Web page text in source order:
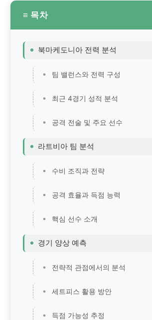
≡ 목차
북마케도니아 전력 분석
팀 밸런스와 전력 구성
최근 4경기 성적 분석
공격 전술 및 주요 선수
라트비아 팀 분석
수비 조직과 전략
공격 효율과 득점 능력
핵심 선수 소개
경기 양상 예측
전략적 관점에서의 분석
세트피스 활용 방안
득점 가능성 추정